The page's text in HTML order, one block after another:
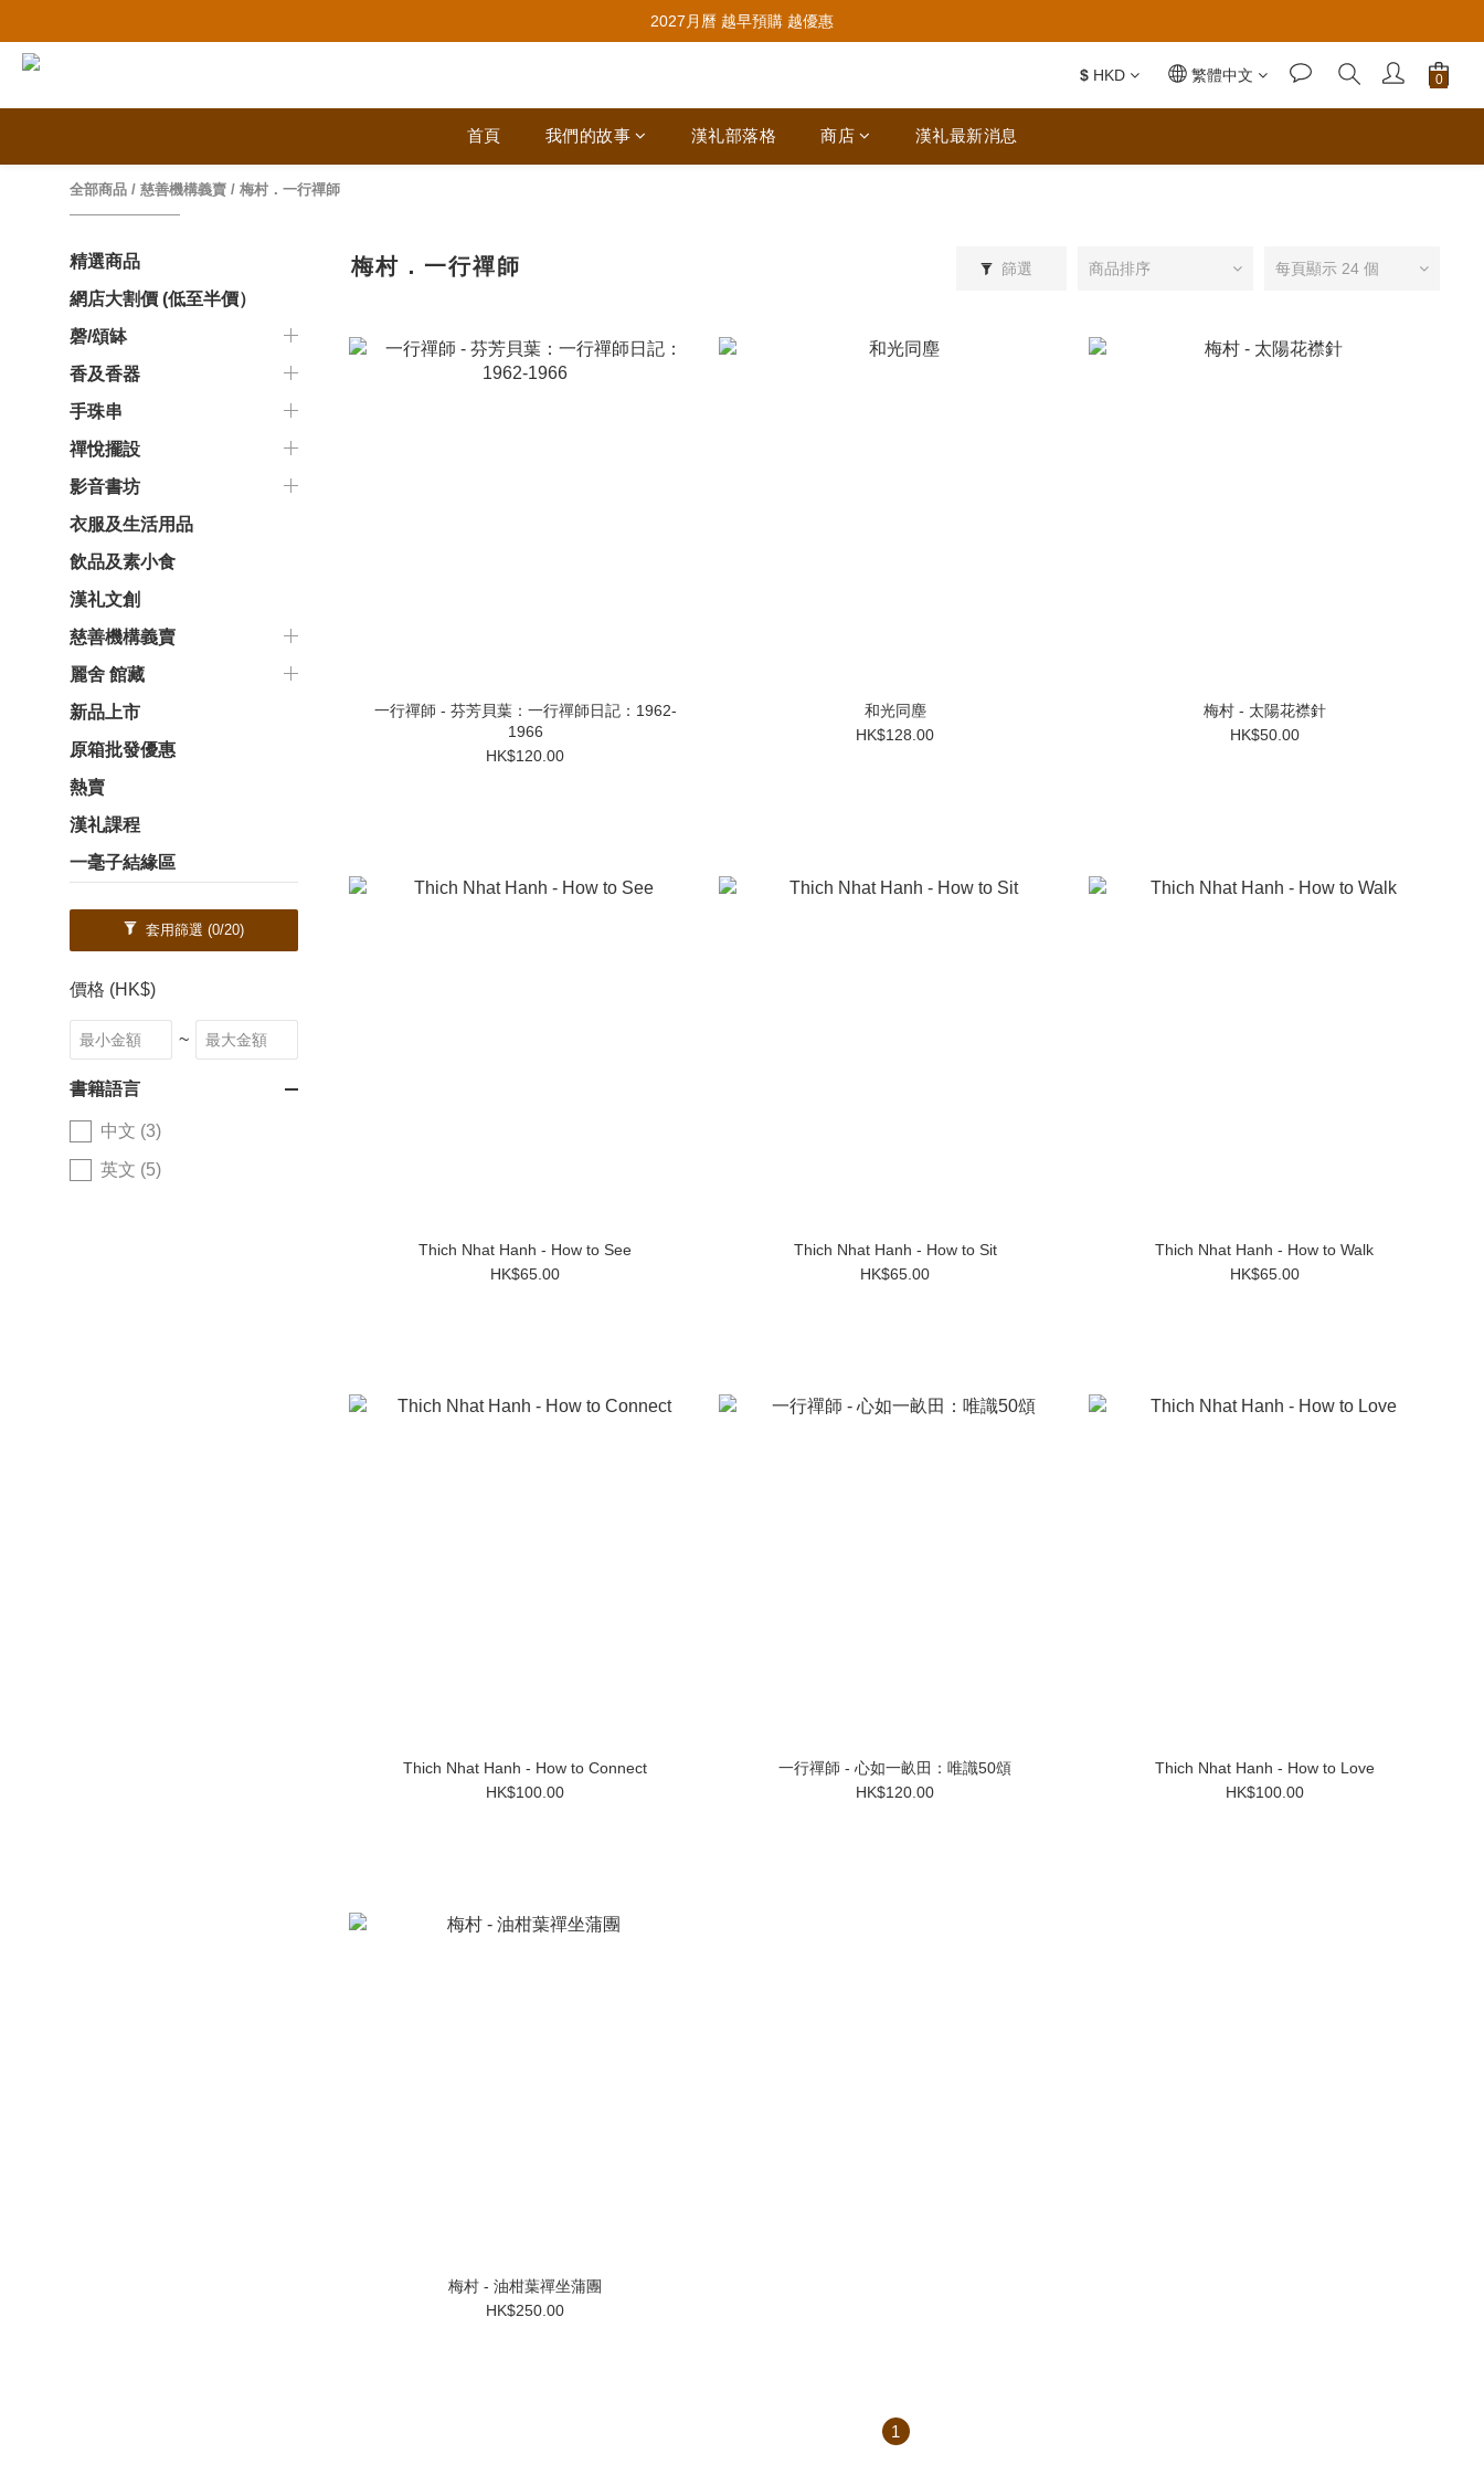
推薦新會員入會，賺取購物金🪙
2027月曆 越早預購 越優惠
$ HKD 繁體中文
首頁 我們的故事 漢礼部落格 商店 漢礼最新消息
全部商品 / 慈善機構義賣 / 梅村．一行禪師
精選商品
網店大割價 (低至半價）
磬/頌缽
香及香器
手珠串
禪悅擺設
影音書坊
衣服及生活用品
飲品及素小食
漢礼文創
慈善機構義賣
麗舍 館藏
新品上市
原箱批發優惠
熱賣
漢礼課程
一毫子結緣區
套用篩選 (0/20)
價格 (HK$)
~
書籍語言
中文 (3)
英文 (5)
梅村．一行禪師 篩選 商品排序 每頁顯示 24 個
一行禪師 - 芬芳貝葉：一行禪師日記：1962-
1966
HK$120.00
和光同塵
HK$128.00
梅村 - 太陽花襟針
HK$50.00
Thich Nhat Hanh - How to See
HK$65.00
Thich Nhat Hanh - How to Sit
HK$65.00
Thich Nhat Hanh - How to Walk
HK$65.00
Thich Nhat Hanh - How to Connect
HK$100.00
一行禪師 - 心如一畝田：唯識50頌
HK$120.00
Thich Nhat Hanh - How to Love
HK$100.00
梅村 - 油柑葉禪坐蒲團
HK$250.00
1